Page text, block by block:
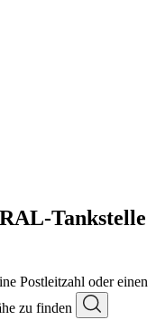
Tankstelle
Postleitzahl oder einen
zu finden